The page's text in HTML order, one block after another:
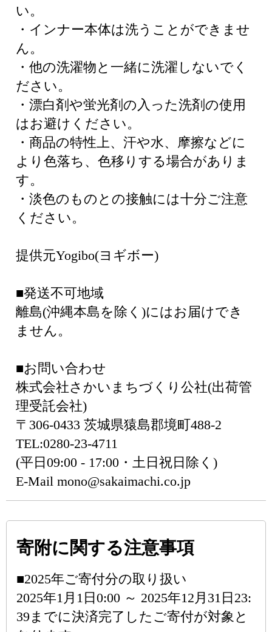
い。
・インナー本体は洗うことができませ
ん。
・他の洗濯物と一緒に洗濯しないでく
ださい。
・漂白剤や蛍光剤の入った洗剤の使用
はお避けください。
・商品の特性上、汗や水、摩擦などに
より色落ち、色移りする場合がありま
す。
・淡色のものとの接触には十分ご注意
ください。
提供元Yogibo(ヨギボー)
■発送不可地域
離島(沖縄本島を除く)にはお届けでき
ません。
■お問い合わせ
株式会社さかいまちづくり公社(出荷管
理受託会社)
〒306-0433 茨城県猿島郡境町488-2
TEL:0280-23-4711
(平日09:00 - 17:00・土日祝日除く)
E-Mail mono@sakaimachi.co.jp
寄附に関する注意事項
■2025年ご寄付分の取り扱い
2025年1月1日0:00 ～ 2025年12月31日23:
39までに決済完了したご寄付が対象と